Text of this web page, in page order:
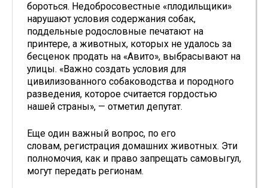
бороться. Недобросовестные «плодильщики»
нарушают условия содержания собак,
поддельные родословные печатают на
принтере, а животных, которых не удалось за
бесценок продать на «Авито», выбрасывают на
улицы. «Важно создать условия для
цивилизованного собаководства и породного
разведения, которое считается гордостью
нашей страны», — отметил депутат.
Еще один важный вопрос, по его
словам, регистрация домашних животных. Эти
полномочия, как и право запрещать самовыгул,
могут передать регионам.